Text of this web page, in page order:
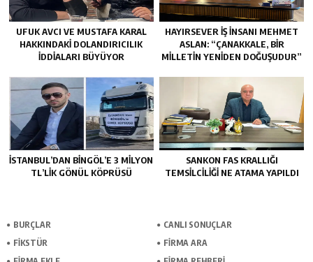
UFUK AVCI VE MUSTAFA KARAL
HAKKINDAKI DOLANDIRICILIK
İDDIALARI BÜYÜYOR
HAYIRSEVER İŞ İNSANI MEHMET
ASLAN: “ÇANAKKALE, BIR
MILLETIN YENIDEN DOĞUŞUDUR”
İSTANBUL’DAN BINGÖL’E 3 MILYON
TL’LIK GÖNÜL KÖPRÜSÜ
SANKON FAS KRALLIĞI
TEMSİLCİLİĞİ NE ATAMA YAPILDI
BURÇLAR
CANLI SONUÇLAR
FİKSTÜR
FİRMA ARA